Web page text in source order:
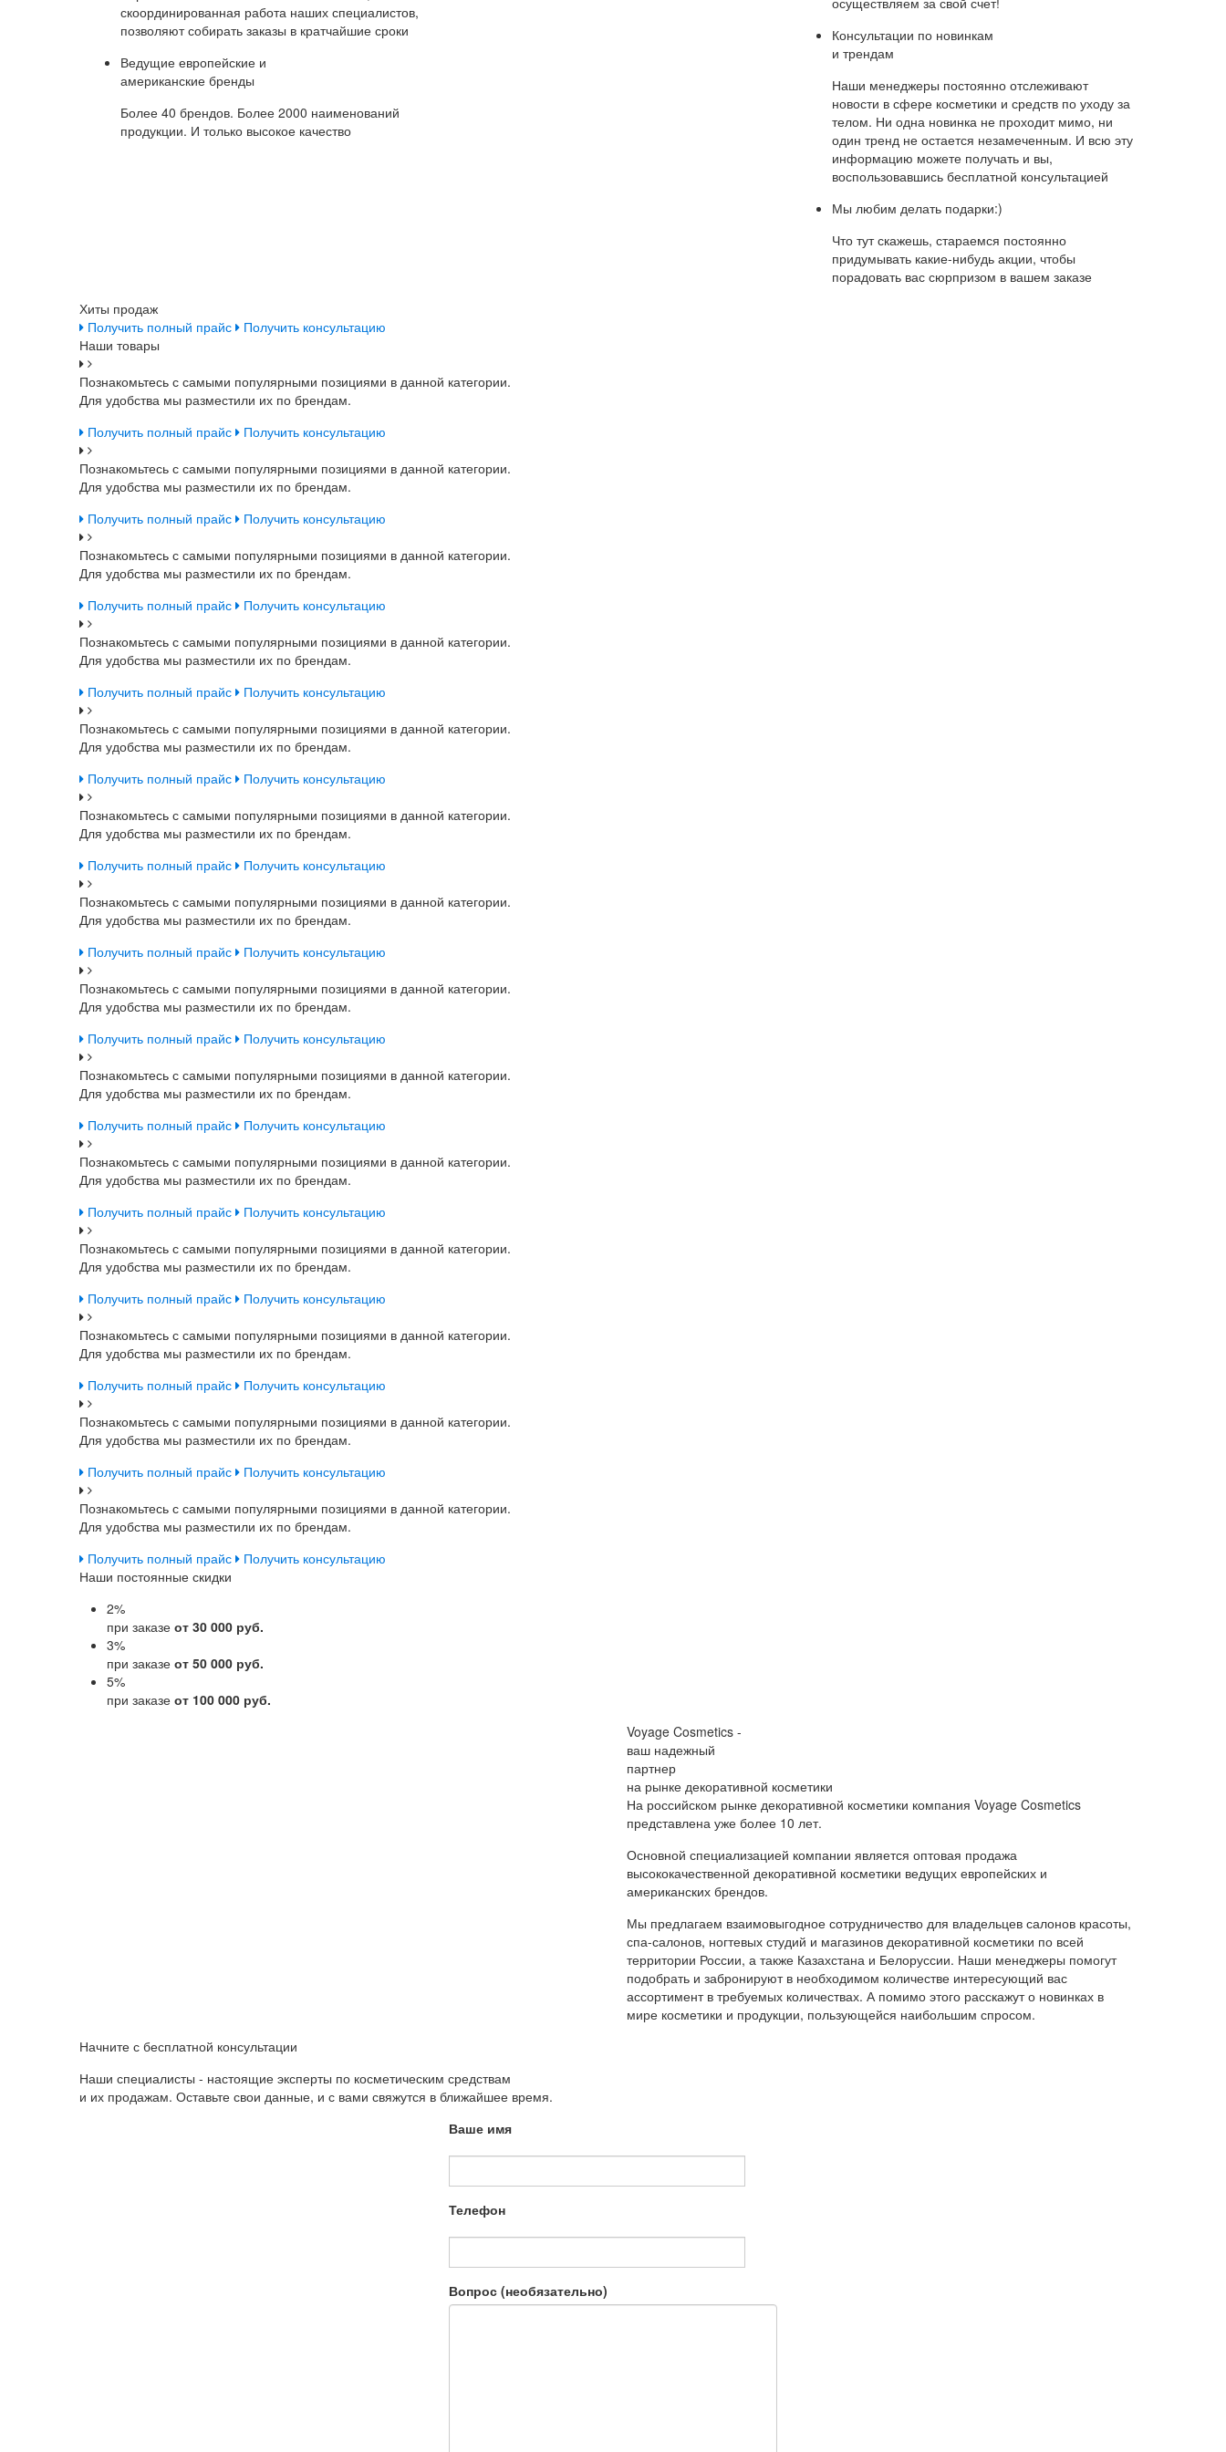
скоординированная работа наших специалистов,
позволяют собирать заказы в кратчайшие сроки
Ведущие европейские и
американские бренды
Более 40 брендов. Более 2000 наименований
продукции. И только высокое качество
Консультации по новинкам
и трендам
Наши менеджеры постоянно отслеживают
новости в сфере косметики и средств по уходу за
телом. Ни одна новинка не проходит мимо, ни
один тренд не остается незамеченным. И всю эту
информацию можете получать и вы,
воспользовавшись бесплатной консультацией
Мы любим делать подарки:)
Что тут скажешь, стараемся постоянно
придумывать какие-нибудь акции, чтобы
порадовать вас сюрпризом в вашем заказе
Хиты продаж
Получить полный прайс
Получить консультацию
Наши товары
Познакомьтесь с самыми популярными позициями в данной категории.
Для удобства мы разместили их по брендам.
Получить полный прайс
Получить консультацию
Познакомьтесь с самыми популярными позициями в данной категории.
Для удобства мы разместили их по брендам.
Получить полный прайс
Получить консультацию
Познакомьтесь с самыми популярными позициями в данной категории.
Для удобства мы разместили их по брендам.
Получить полный прайс
Получить консультацию
Познакомьтесь с самыми популярными позициями в данной категории.
Для удобства мы разместили их по брендам.
Получить полный прайс
Получить консультацию
Познакомьтесь с самыми популярными позициями в данной категории.
Для удобства мы разместили их по брендам.
Получить полный прайс
Получить консультацию
Познакомьтесь с самыми популярными позициями в данной категории.
Для удобства мы разместили их по брендам.
Получить полный прайс
Получить консультацию
Познакомьтесь с самыми популярными позициями в данной категории.
Для удобства мы разместили их по брендам.
Получить полный прайс
Получить консультацию
Познакомьтесь с самыми популярными позициями в данной категории.
Для удобства мы разместили их по брендам.
Получить полный прайс
Получить консультацию
Познакомьтесь с самыми популярными позициями в данной категории.
Для удобства мы разместили их по брендам.
Получить полный прайс
Получить консультацию
Познакомьтесь с самыми популярными позициями в данной категории.
Для удобства мы разместили их по брендам.
Получить полный прайс
Получить консультацию
Познакомьтесь с самыми популярными позициями в данной категории.
Для удобства мы разместили их по брендам.
Получить полный прайс
Получить консультацию
Познакомьтесь с самыми популярными позициями в данной категории.
Для удобства мы разместили их по брендам.
Получить полный прайс
Получить консультацию
Познакомьтесь с самыми популярными позициями в данной категории.
Для удобства мы разместили их по брендам.
Получить полный прайс
Получить консультацию
Познакомьтесь с самыми популярными позициями в данной категории.
Для удобства мы разместили их по брендам.
Получить полный прайс
Получить консультацию
Наши постоянные скидки
2%
при заказе от 30 000 руб.
3%
при заказе от 50 000 руб.
5%
при заказе от 100 000 руб.
Voyage Cosmetics -
ваш надежный
партнер
на рынке декоративной косметики
На российском рынке декоративной косметики компания Voyage Cosmetics
представлена уже более 10 лет.
Основной специализацией компании является оптовая продажа
высококачественной декоративной косметики ведущих европейских и
американских брендов.
Мы предлагаем взаимовыгодное сотрудничество для владельцев салонов красоты,
спа-салонов, ногтевых студий и магазинов декоративной косметики по всей
территории России, а также Казахстана и Белоруссии. Наши менеджеры помогут
подобрать и забронируют в необходимом количестве интересующий вас
ассортимент в требуемых количествах. А помимо этого расскажут о новинках в
мире косметики и продукции, пользующейся наибольшим спросом.
Начните с бесплатной консультации
Наши специалисты - настоящие эксперты по косметическим средствам
и их продажам. Оставьте свои данные, и с вами свяжутся в ближайшее время.
Ваше имя
Телефон
Вопрос (необязательно)